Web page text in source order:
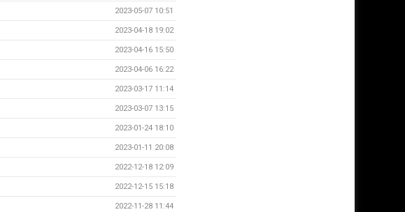
2023-05-07 10:51
2023-04-18 19:02
2023-04-16 15:50
2023-04-06 16:22
2023-03-17 11:14
2023-03-07 13:15
2023-01-24 18:10
2023-01-11 20:08
2022-12-18 12:09
2022-12-15 15:18
2022-11-28 11:44